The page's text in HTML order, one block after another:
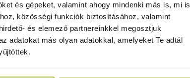
és gépeket, valamint ahogy mindenki más is, mi is
közösségi funkciók biztosításához, valamint
és elemező partnereinkkel megosztjuk
adatokat más olyan adatokkal, amelyeket Te adtál